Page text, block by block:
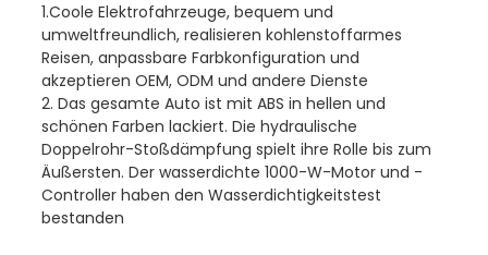
1.Coole Elektrofahrzeuge, bequem und
umweltfreundlich, realisieren kohlenstoffarmes
Reisen, anpassbare Farbkonfiguration und
akzeptieren OEM, ODM und andere Dienste
2. Das gesamte Auto ist mit ABS in hellen und
schönen Farben lackiert. Die hydraulische
Doppelrohr-Stoßdämpfung spielt ihre Rolle bis zum
Äußersten. Der wasserdichte 1000-W-Motor und -
Controller haben den Wasserdichtigkeitstest
bestanden